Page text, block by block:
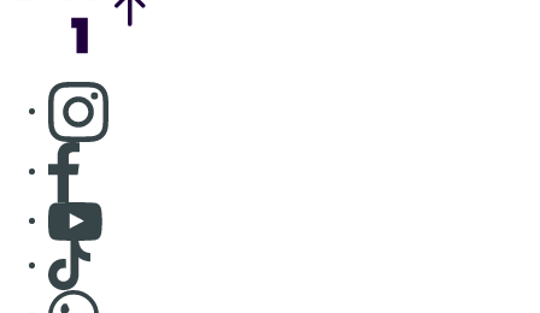
Consulter page Instagram
Consulter page Facebook
Consulter Youtube
Consulter TikTok